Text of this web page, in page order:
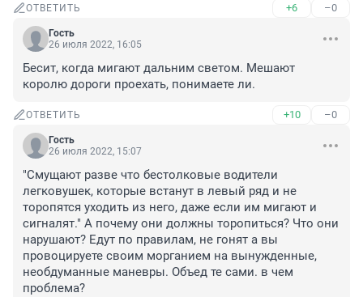
ОТВЕТИТЬ +6 –0
Гость
26 июля 2022, 16:05
Бесит, когда мигают дальним светом. Мешают
королю дороги проехать, понимаете ли.
ОТВЕТИТЬ +10 –0
Гость
26 июля 2022, 15:07
"Смущают разве что бестолковые водители
легковушек, которые встанут в левый ряд и не
торопятся уходить из него, даже если им мигают и
сигналят." А почему они должны торопиться? Что они
нарушают? Едут по правилам, не гонят а вы
провоцируете своим морганием на вынужденные,
необдуманные маневры. Объед те сами. в чем
проблема?